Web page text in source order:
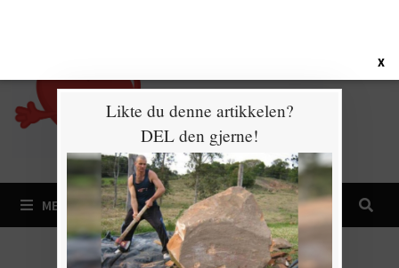
MENY
X
Likte du denne artikkelen?
DEL den gjerne!